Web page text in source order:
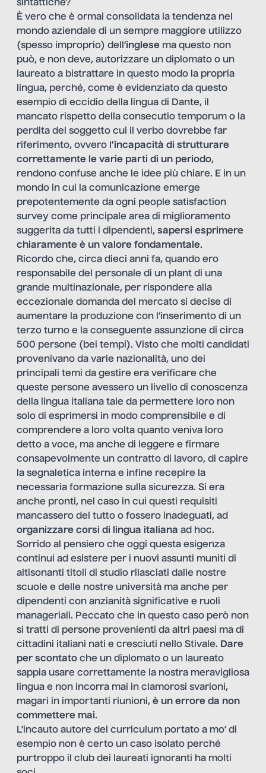
sintattiche?
È vero che è ormai consolidata la tendenza nel
mondo aziendale di un sempre maggiore utilizzo
(spesso improprio) dell’inglese ma questo non
può, e non deve, autorizzare un diplomato o un
laureato a bistrattare in questo modo la propria
lingua, perché, come è evidenziato da questo
esempio di eccidio della lingua di Dante, il
mancato rispetto della consecutio temporum o la
perdita del soggetto cui il verbo dovrebbe far
riferimento, ovvero l ’incapacità di strutturare
correttamente le varie parti di un periodo,
rendono confuse anche le idee più chiare. E in un
mondo in cui la comunicazione emerge
prepotentemente da ogni people satisfaction
survey come principale area di miglioramento
suggerita da tutti i dipendenti, sapersi esprimere
chiaramente è un valore fondamentale.
Ricordo che, circa dieci anni fa, quando ero
responsabile del personale di un plant di una
grande multinazionale, per rispondere alla
eccezionale domanda del mercato si decise di
aumentare la produzione con l’inserimento di un
terzo turno e la conseguente assunzione di circa
500 persone (bei tempi). Visto che molti candidati
provenivano da varie nazionalità, uno dei
principali temi da gestire era verificare che
queste persone avessero un livello di conoscenza
della lingua italiana tale da permettere loro non
solo di esprimersi in modo comprensibile e di
comprendere a loro volta quanto veniva loro
detto a voce, ma anche di leggere e firmare
consapevolmente un contratto di lavoro, di capire
la segnaletica interna e infine recepire la
necessaria formazione sulla sicurezza. Si era
anche pronti, nel caso in cui questi requisiti
mancassero del tutto o fossero inadeguati, ad
organizzare corsi di lingua italiana ad hoc.
Sorrido al pensiero che oggi questa esigenza
continui ad esistere per i nuovi assunti muniti di
altisonanti titoli di studio rilasciati dalle nostre
scuole e delle nostre università ma anche per
dipendenti con anzianità significative e ruoli
manageriali. Peccato che in questo caso però non
si tratti di persone provenienti da altri paesi ma di
cittadini italiani nati e cresciuti nello Stivale. Dare
per scontato che un diplomato o un laureato
sappia usare correttamente la nostra meravigliosa
lingua e non incorra mai in clamorosi svarioni,
magari in importanti riunioni, è un errore da non
commettere mai.
L’incauto autore del curriculum portato a mo’ di
esempio non è certo un caso isolato perché
purtroppo il club dei laureati ignoranti ha molti